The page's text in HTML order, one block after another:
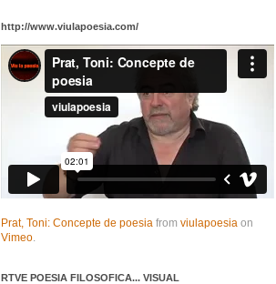
http://www.viulapoesia.com/
Prat, Toni: Concepte de poesia from viulapoesia on
Vimeo.
RTVE POESIA FILOSOFICA... VISUAL